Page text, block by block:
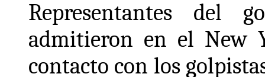
Representantes del
admitieron en el New
contacto con los